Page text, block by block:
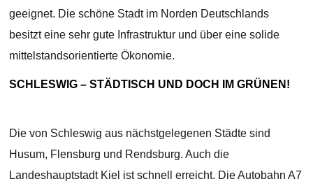
geeignet. Die schöne Stadt im Norden Deutschlands
besitzt eine sehr gute Infrastruktur und über eine solide
mittelstandsorientierte Ökonomie.
SCHLESWIG – STÄDTISCH UND DOCH IM GRÜNEN!
Die von Schleswig aus nächstgelegenen Städte sind
Husum, Flensburg und Rendsburg. Auch die
Landeshauptstadt Kiel ist schnell erreicht. Die Autobahn A7